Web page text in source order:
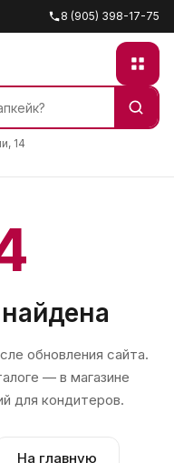
8 (905) 398-17-75
14
обновления сайта.
— в магазине
для кондитеров.
На главную